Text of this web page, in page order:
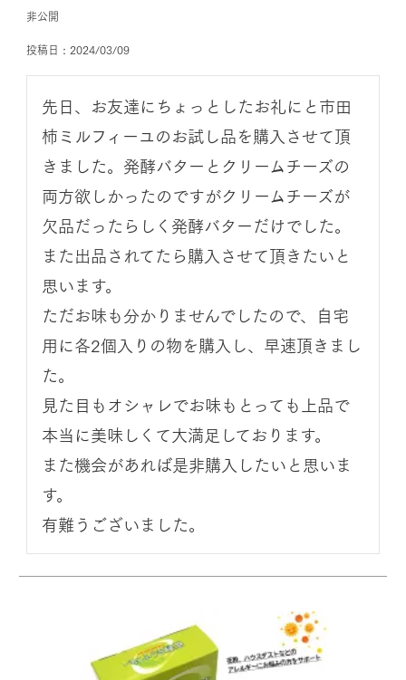
非公開
投稿日
2024/03/09
先日、お友達にちょっとしたお礼にと市田
柿ミルフィーユのお試し品を購入させて頂
きました。発酵バターとクリームチーズの
両方欲しかったのですがクリームチーズが
欠品だったらしく発酵バターだけでした。
また出品されてたら購入させて頂きたいと
思います。
ただお味も分かりませんでしたので、自宅
用に各2個入りの物を購入し、早速頂きまし
た。
見た目もオシャレでお味もとっても上品で
本当に美味しくて大満足しております。
また機会があれば是非購入したいと思いま
す。
有難うございました。